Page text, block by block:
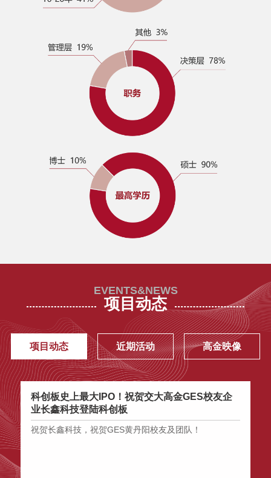
EVENTS&NEWS
项目动态
项目动态 近期活动 高金映像
科创板史上最大IPO！祝贺交大高金GES校友企
业长鑫科技登陆科创板
祝贺长鑫科技，祝贺GES黄丹阳校友及团队！
SAIF金融E沙龙：中资企业境外债
券投融资高峰论坛/5.10 上海
SAIF金融EMBA/EE/DBA公开课
“波动与前行-2017年全球经济金融
及中国资本市场动向展望”
2017 SAIF金融EMBA/EE/DBA 四
SAIF金融E沙龙-家族办公室的“大时
SAIF金融E沙龙|“全球化视野下的经
济前景与新一年资产配置展望”
本市场展望 | 3月9日/上海
2017春季SAIF金融EMBA/EE/DBA
商业文明中的自由与约束：秦朔新
书《文明寻思录》分享会-|2.28 上
海
2017中国经济图谱解读：从反危机
到新常态